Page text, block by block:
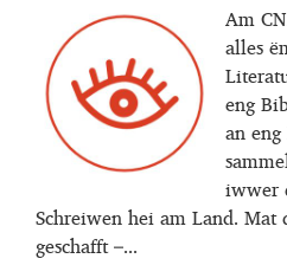
Am
alles
eng
an
iwwer
Schreiwen hei am Land.
geschafft –...